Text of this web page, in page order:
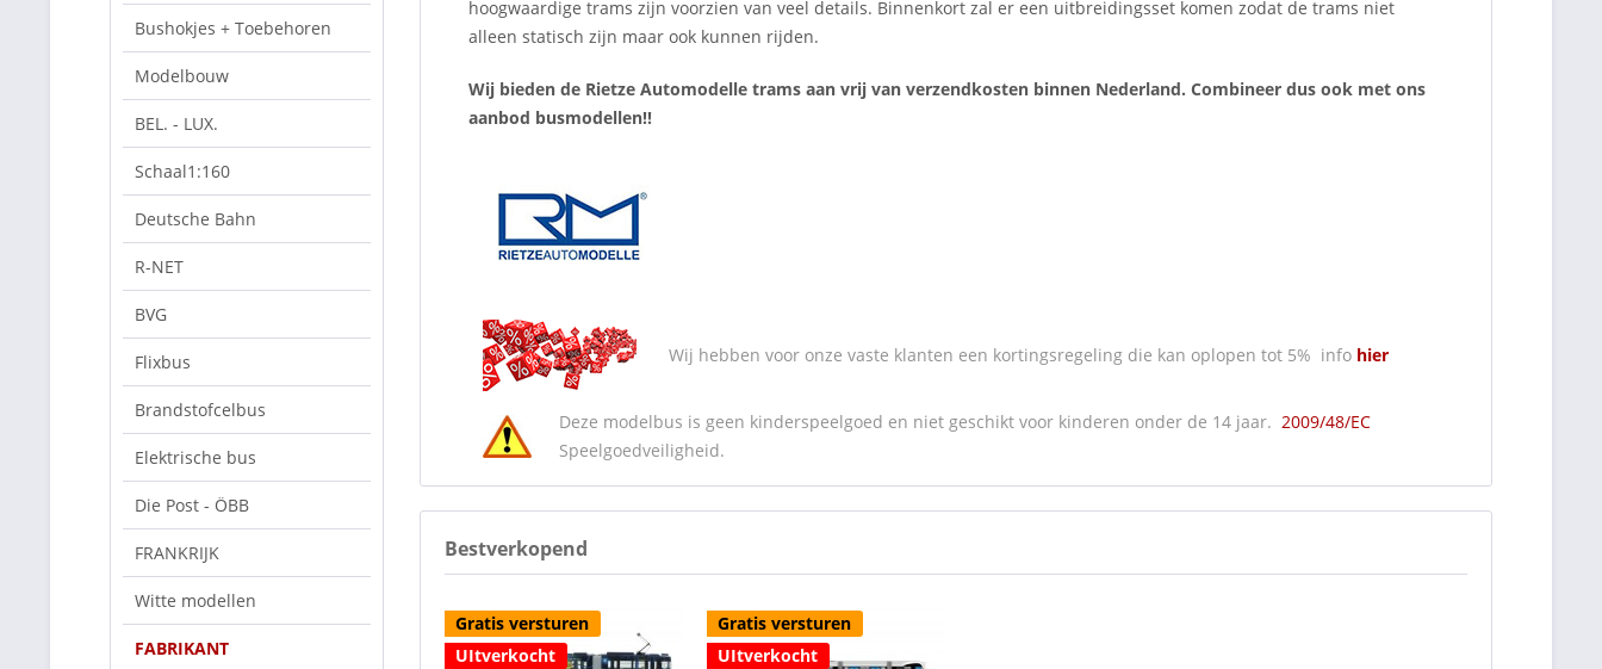
Bushokjes + Toebehoren
Modelbouw
BEL. - LUX.
Schaal1:160
Deutsche Bahn
R-NET
BVG
Flixbus
Brandstofcelbus
Elektrische bus
Die Post - ÖBB
FRANKRIJK
Witte modellen
FABRIKANT
hoogwaardige trams zijn voorzien van veel details. Binnenkort zal er een uitbreidingsset komen zodat de trams niet
alleen statisch zijn maar ook kunnen rijden.
Wij bieden de Rietze Automodelle trams aan vrij van verzendkosten binnen Nederland. Combineer dus ook met ons
aanbod busmodellen!!
Wij hebben voor onze vaste klanten een kortingsregeling die kan oplopen tot 5% info hier
Deze modelbus is geen kinderspeelgoed en niet geschikt voor kinderen onder de 14 jaar. 2009/48/EC
Speelgoedveiligheid.
Bestverkopend
Gratis versturen
UItverkocht
Gratis versturen
UItverkocht